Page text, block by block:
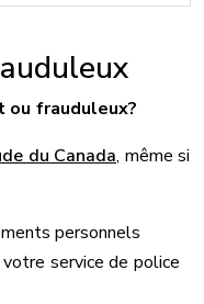
ou frauduleux?
du Canada, même si
personnels
votre service de police